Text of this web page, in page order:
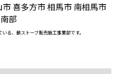
喜多方市 相馬市 南相馬市
部
る、薪ストーブ販売施工事業部です。